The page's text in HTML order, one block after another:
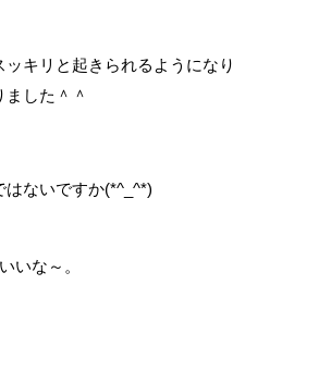
キリと起きられるようになり
した＾＾
はないですか(*^_^*)
いな～。